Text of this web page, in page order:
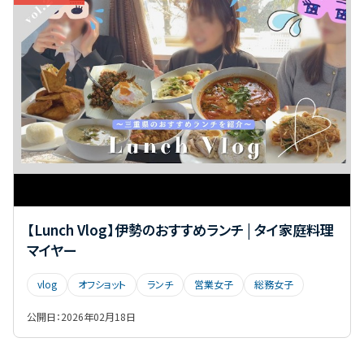
【Lunch Vlog】伊勢のおすすめランチ | タイ家庭料理
マイヤー
vlog オフショット ランチ 営業女子 総務女子
公開日：2026年02月18日